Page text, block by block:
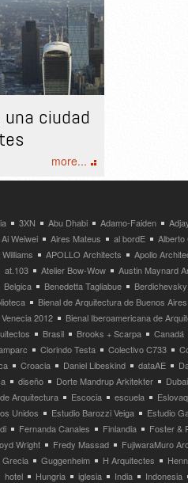
una ciudad
more...
3XN Abu Dhabi Adamo-Faiden
Ai Weiwei Aires Mateus al bordE
Alberto
APOLLO Architects
Apollo
at.103 Atelier Bow-Wow
Austin Maynard
Belgica Benedetta Tagliabue
Bienal de Arquitectura de Buenos Aires
2012
Bienal Iberoamericana de
Brasil Brooks + Scarpa
Canadá
Clorindo Testa Colectivo C733
Croacia Daniel Libeskind dataAE
diseño Dorte Mandrup Arkitekter
Dubai
Arquitectura Escocia escuela
Unidos Estudio Barozzi Veiga
Estudio
Fernanda Canales Finlandia
Foster &
Wright Fredy Massad
FujiwaraMuro
Grecia Guggenheim H Arquitectes
hotel Hungria iglesia India
Indonesia